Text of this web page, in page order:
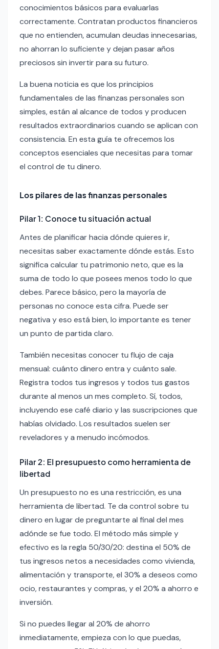
conocimientos básicos para evaluarlas
correctamente. Contratan productos financieros
que no entienden, acumulan deudas innecesarias,
no ahorran lo suficiente y dejan pasar años
preciosos sin invertir para su futuro.
La buena noticia es que los principios
fundamentales de las finanzas personales son
simples, están al alcance de todos y producen
resultados extraordinarios cuando se aplican con
consistencia. En esta guía te ofrecemos los
conceptos esenciales que necesitas para tomar
el control de tu dinero.
Los pilares de las finanzas personales
Pilar 1: Conoce tu situación actual
Antes de planificar hacia dónde quieres ir,
necesitas saber exactamente dónde estás. Esto
significa calcular tu patrimonio neto, que es la
suma de todo lo que posees menos todo lo que
debes. Parece básico, pero la mayoría de
personas no conoce esta cifra. Puede ser
negativa y eso está bien, lo importante es tener
un punto de partida claro.
También necesitas conocer tu flujo de caja
mensual: cuánto dinero entra y cuánto sale.
Registra todos tus ingresos y todos tus gastos
durante al menos un mes completo. Sí, todos,
incluyendo ese café diario y las suscripciones que
habías olvidado. Los resultados suelen ser
reveladores y a menudo incómodos.
Pilar 2: El presupuesto como herramienta de
libertad
Un presupuesto no es una restricción, es una
herramienta de libertad. Te da control sobre tu
dinero en lugar de preguntarte al final del mes
adónde se fue todo. El método más simple y
efectivo es la regla 50/30/20: destina el 50% de
tus ingresos netos a necesidades como vivienda,
alimentación y transporte, el 30% a deseos como
ocio, restaurantes y compras, y el 20% a ahorro e
inversión.
Si no puedes llegar al 20% de ahorro
inmediatamente, empieza con lo que puedas,